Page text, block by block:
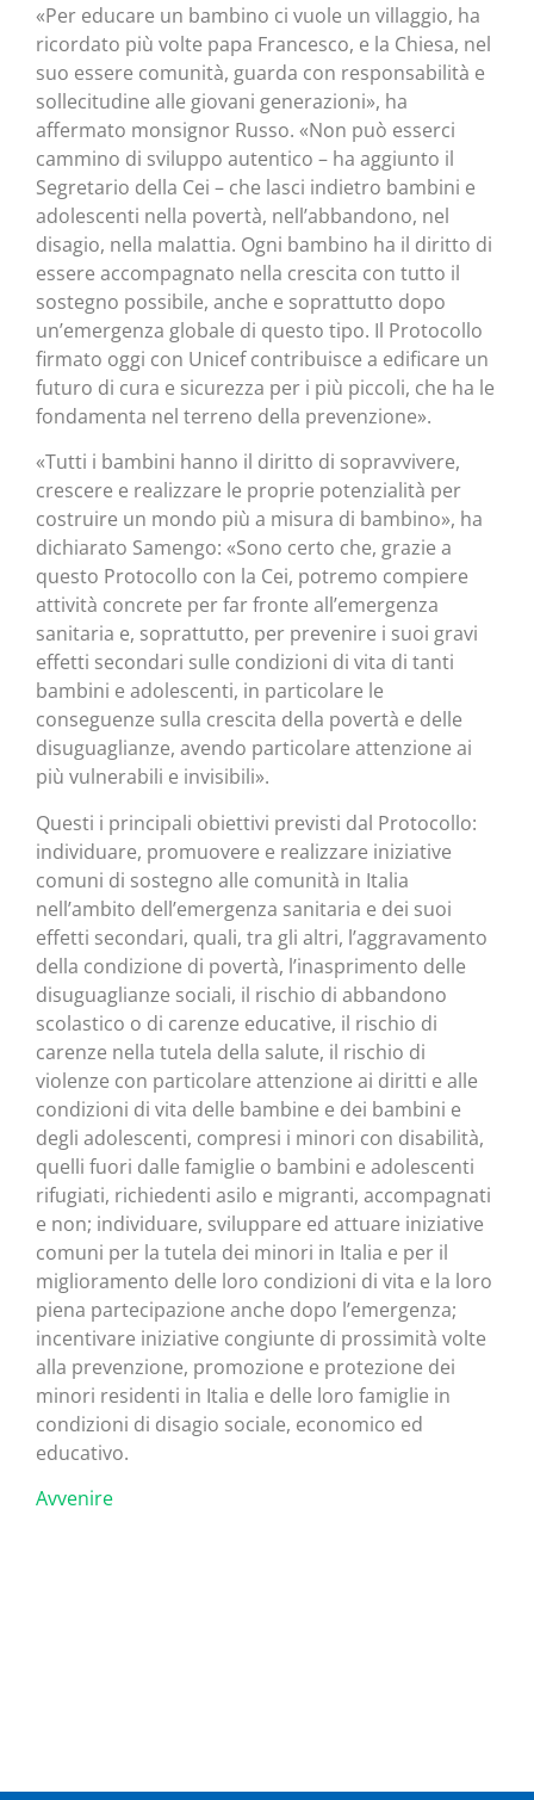
«Per educare un bambino ci vuole un villaggio, ha
ricordato più volte papa Francesco, e la Chiesa, nel
suo essere comunità, guarda con responsabilità e
sollecitudine alle giovani generazioni», ha
affermato monsignor Russo. «Non può esserci
cammino di sviluppo autentico – ha aggiunto il
Segretario della Cei – che lasci indietro bambini e
adolescenti nella povertà, nell’abbandono, nel
disagio, nella malattia. Ogni bambino ha il diritto di
essere accompagnato nella crescita con tutto il
sostegno possibile, anche e soprattutto dopo
un’emergenza globale di questo tipo. Il Protocollo
firmato oggi con Unicef contribuisce a edificare un
futuro di cura e sicurezza per i più piccoli, che ha le
fondamenta nel terreno della prevenzione».
«Tutti i bambini hanno il diritto di sopravvivere,
crescere e realizzare le proprie potenzialità per
costruire un mondo più a misura di bambino», ha
dichiarato Samengo: «Sono certo che, grazie a
questo Protocollo con la Cei, potremo compiere
attività concrete per far fronte all’emergenza
sanitaria e, soprattutto, per prevenire i suoi gravi
effetti secondari sulle condizioni di vita di tanti
bambini e adolescenti, in particolare le
conseguenze sulla crescita della povertà e delle
disuguaglianze, avendo particolare attenzione ai
più vulnerabili e invisibili».
Questi i principali obiettivi previsti dal Protocollo:
individuare, promuovere e realizzare iniziative
comuni di sostegno alle comunità in Italia
nell’ambito dell’emergenza sanitaria e dei suoi
effetti secondari, quali, tra gli altri, l’aggravamento
della condizione di povertà, l’inasprimento delle
disuguaglianze sociali, il rischio di abbandono
scolastico o di carenze educative, il rischio di
carenze nella tutela della salute, il rischio di
violenze con particolare attenzione ai diritti e alle
condizioni di vita delle bambine e dei bambini e
degli adolescenti, compresi i minori con disabilità,
quelli fuori dalle famiglie o bambini e adolescenti
rifugiati, richiedenti asilo e migranti, accompagnati
e non; individuare, sviluppare ed attuare iniziative
comuni per la tutela dei minori in Italia e per il
miglioramento delle loro condizioni di vita e la loro
piena partecipazione anche dopo l’emergenza;
incentivare iniziative congiunte di prossimità volte
alla prevenzione, promozione e protezione dei
minori residenti in Italia e delle loro famiglie in
condizioni di disagio sociale, economico ed
educativo.
Avvenire